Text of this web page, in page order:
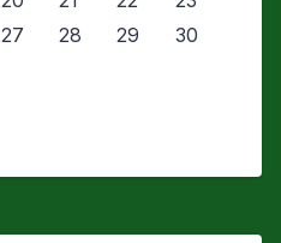
27 28 29
30